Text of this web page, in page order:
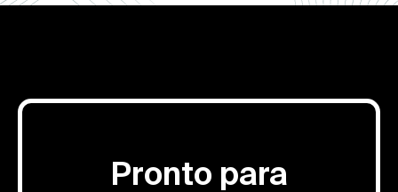
Pronto para